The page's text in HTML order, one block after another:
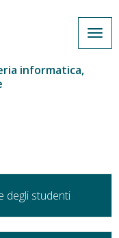
informatica,
degli studenti